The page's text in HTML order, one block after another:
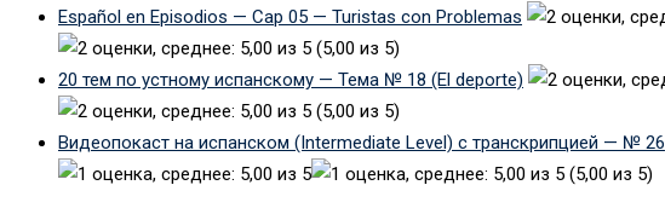
Español en Episodios — Cap 05 — Turistas con Problemas
(5,00 из 5)
20 тем по устному испанскому — Тема № 18 (El deporte)
(5,00 из 5)
Видеопокаст на испанском (Intermediate Level) с транскрипцией — № 26
(5,00 из 5)